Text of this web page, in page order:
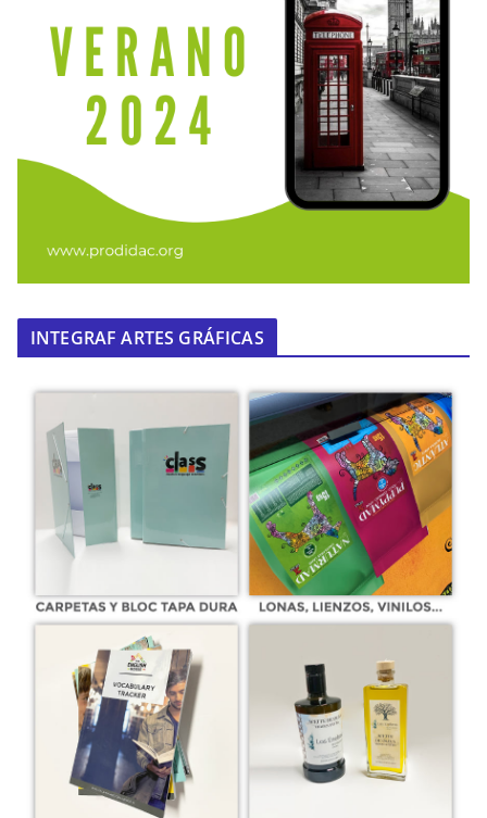
INTEGRAF ARTES GRÁFICAS